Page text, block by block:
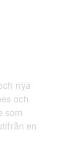
nya
och
som
en